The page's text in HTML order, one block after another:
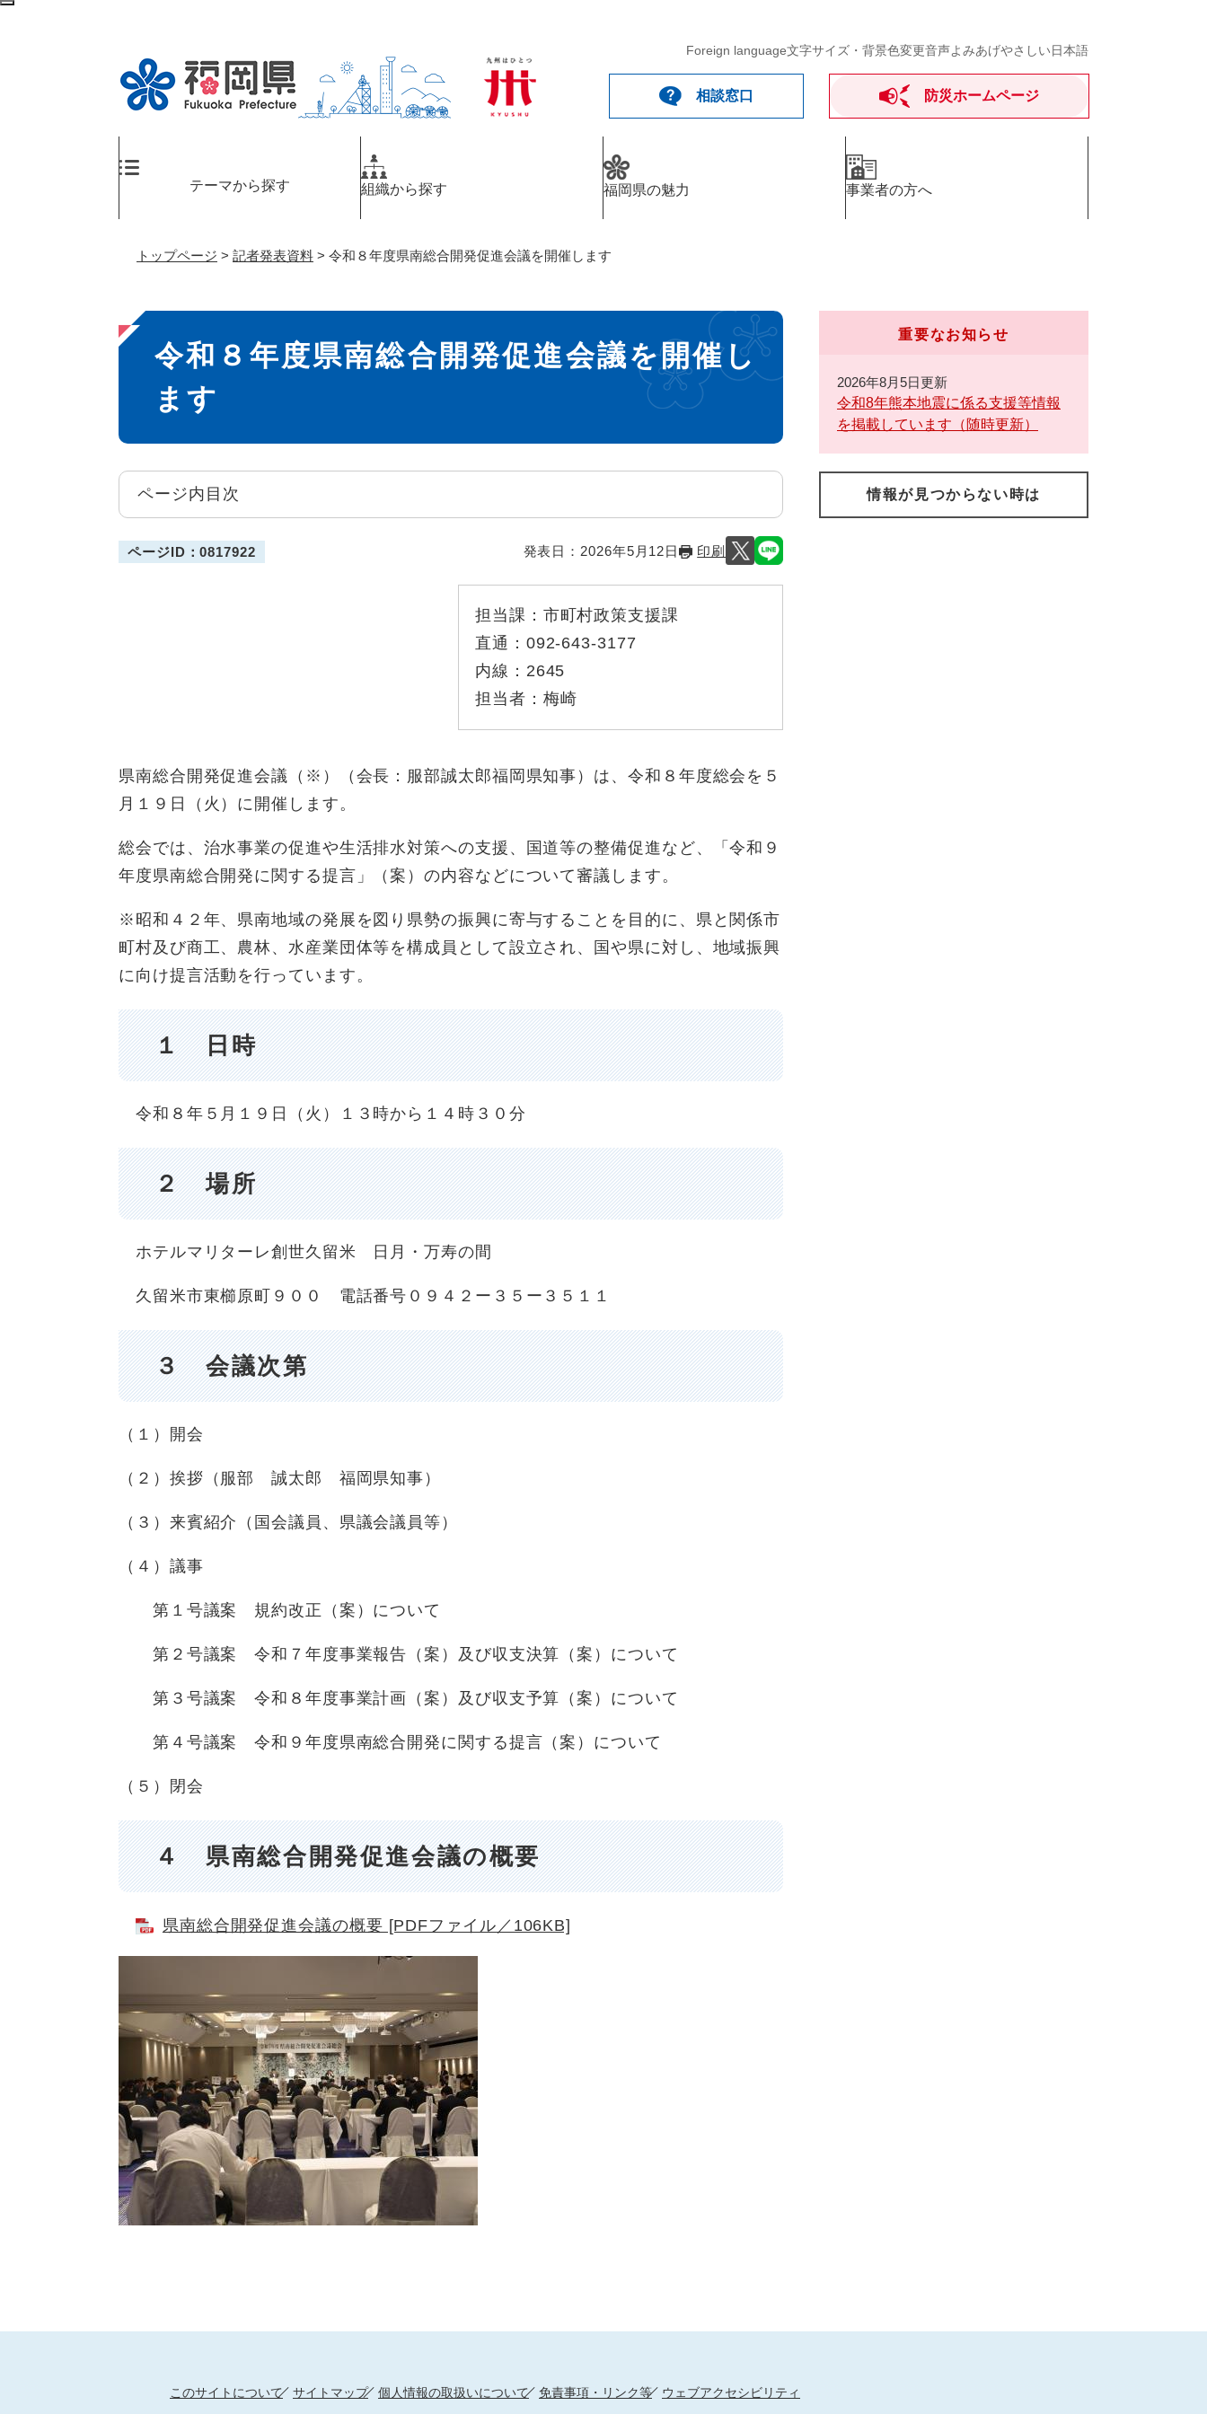
ペ
メ
Foreign language文字サイズ・背景色変更音声よみあげやさしい日本語
相談窓口 防災ホームページ
テーマから探す 組織から探す 福岡県の魅力 事業者の方へ
トップページ > 記者発表資料 > 令和８年度県南総合開発促進会議を開催します
本
文
令和８年度県南総合開発促進会議を開催し
ます
ページ内目次
ページID：0817922 発表日： 2026年5月12日 印刷
担当課： 市町村政策支援課
直通： 092-643-3177
内線： 2645
担当者： 梅崎
県南総合開発促進会議（※）（会長：服部誠太郎福岡県知事）は、令和８年度総会を５
月１９日（火）に開催します。
総会では、治水事業の促進や生活排水対策への支援、国道等の整備促進など、「令和９
年度県南総合開発に関する提言」（案）の内容などについて審議します。
※昭和４２年、県南地域の発展を図り県勢の振興に寄与することを目的に、県と関係市
町村及び商工、農林、水産業団体等を構成員として設立され、国や県に対し、地域振興
に向け提言活動を行っています。
１ 日時
令和８年５月１９日（火）１３時から１４時３０分
２ 場所
ホテルマリターレ創世久留米 日月・万寿の間
久留米市東櫛原町９００ 電話番号０９４２ー３５ー３５１１
３ 会議次第
（１）開会
（２）挨拶（服部 誠太郎 福岡県知事）
（３）来賓紹介（国会議員、県議会議員等）
（４）議事
第１号議案 規約改正（案）について
第２号議案 令和７年度事業報告（案）及び収支決算（案）について
第３号議案 令和８年度事業計画（案）及び収支予算（案）について
第４号議案 令和９年度県南総合開発に関する提言（案）について
（５）閉会
４ 県南総合開発促進会議の概要
県南総合開発促進会議の概要 [PDFファイル／106KB]
重要なお知らせ
2026年8月5日更新
令和8年熊本地震に係る支援等情報
を掲載しています（随時更新）
情報が見つからない時は
このサイトについて サイトマップ 個人情報の取扱いについて 免責事項・リンク等 ウェブアクセシビリティ